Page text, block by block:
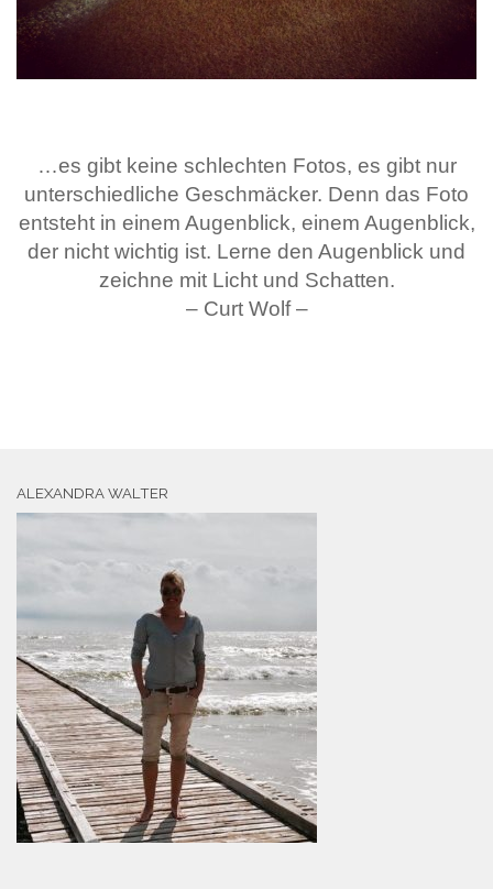
…es gibt keine schlechten Fotos, es gibt nur
unterschiedliche Geschmäcker. Denn das Foto
entsteht in einem Augenblick, einem Augenblick,
der nicht wichtig ist. Lerne den Augenblick und
zeichne mit Licht und Schatten.
– Curt Wolf –
ALEXANDRA WALTER